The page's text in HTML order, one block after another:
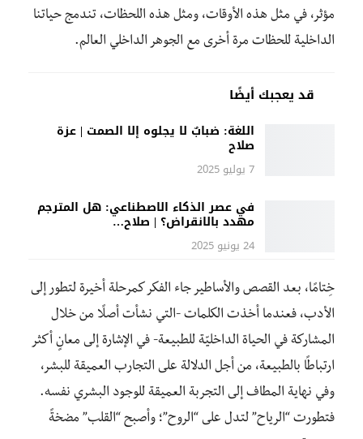
مؤثر، في مثل هذه الأوقات، ومثل هذه اللحظات، تندمج حياتنا
الداخلية للحظات مرة أخرى مع الجوهر الداخلي العالم.
قد يعجبك أيضًا
اللغة: ضبابٌ لا يجلوه إلا الصمت | عزة
صلاح
7 يوليو 2025
في عصر الذكاء الاصطناعي: هل المترجم
مهدد بالانقراض؟ | صلاح…
24 يونيو 2025
خِتامًا، بعد القصص والأساطير جاء الفكر كمرحلة أخيرة لتطور إلى
الأدب، فعندما أخذت الكلمات -التي نشأت أصلًا من خلال
المشاركة في الحياة الداخليّة للطبيعة- في الإشارة إلى معانٍ أكثر
ارتباطًا بالطبيعة، من أجل الدلالة على التجارب العميقة للبشر،
وفي نهاية المطاف إلى التجربة العميقة للوجود البشري نفسه.
فتطورت “الرياح” لتدل على “الروح”؛ وأصبح “القلب” مضخةً